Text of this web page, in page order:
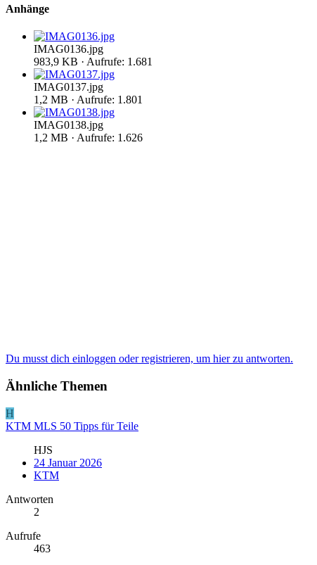
Anhänge
IMAG0136.jpg
983,9 KB · Aufrufe: 1.681
IMAG0137.jpg
1,2 MB · Aufrufe: 1.801
IMAG0138.jpg
1,2 MB · Aufrufe: 1.626
Du musst dich einloggen oder registrieren, um hier zu antworten.
Ähnliche Themen
H
KTM MLS 50 Tipps für Teile
HJS
24 Januar 2026
KTM
Antworten
2
Aufrufe
463